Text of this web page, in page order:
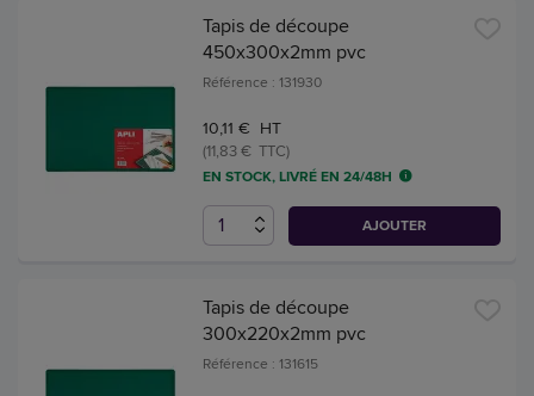
Tapis de découpe
450x300x2mm pvc
Référence : 131930
10,11 € HT
(11,83 € TTC)
EN STOCK, LIVRÉ EN 24/48H
AJOUTER
Tapis de découpe
300x220x2mm pvc
Référence : 131615